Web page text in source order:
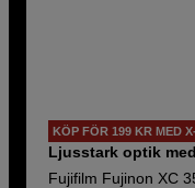
KÖP FÖR 199 KR MED
Ljusstark optik
Fujifilm Fujinon XC